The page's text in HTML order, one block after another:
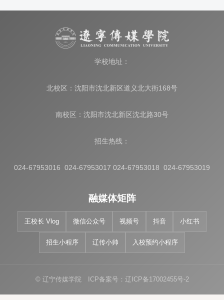
学校地址：
北校区：沈阳市沈北新区道义北大街168号
南校区：沈阳市沈北新区沈北路30号
招生热线：
024-67953016 024-67953017 024-67953018 024-67953019
融媒体矩阵
王校长 Vlog 微信公众号 视频号 抖音 小红书
招生小程序 辽传小帅 入校预约小程序
© 辽宁传媒学院 ICP备案号：辽ICP备17002455号-2